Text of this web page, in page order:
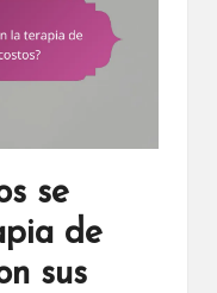
se
de
sus